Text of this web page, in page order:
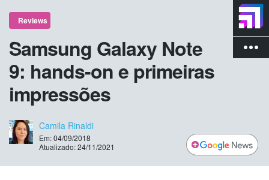
more_vert
Reviews
Samsung Galaxy Note
9: hands-on e primeiras
impressões
Camila Rinaldi
Em: 04/09/2018
Atualizado: 24/11/2021